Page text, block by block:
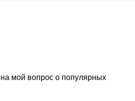
мой вопрос о популярных